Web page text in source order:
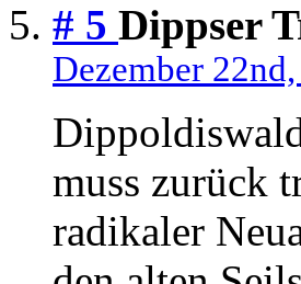
# 5 Dippser
Dezember
muss zurück
radikaler